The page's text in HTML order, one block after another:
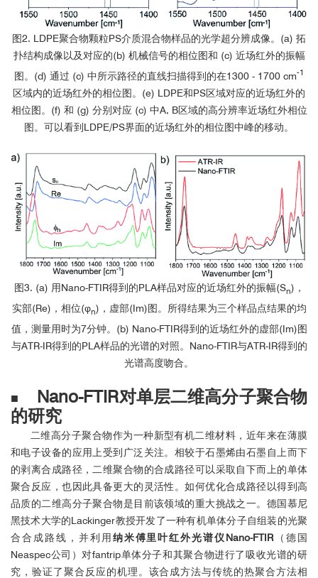
图2. LDPE聚合物颗粒PS介质混合物样品的光学超分辨成像。(a) 拓
扑结构成像以及对应的(b) 机械信号的相位图和 (c) 近场红外的振幅
图。(d) 通过 (c) 中所示路径的直线扫描得到的在1300 - 1700 cm-1
区域内的近场红外的相位图。(e) LDPE和PS区域对应的近场红外的
相位图。(f) 和 (g) 分别对应 (c) 中A, B区域的高分辨率近场红外相位
图。可以看到LDPE/PS界面的近场红外的相位图中峰的移动。
图3. (a) 用Nano-FTIR得到的PLA样品对应的近场红外的振幅(Sn)，
实部(Re)，相位(φn)，虚部(Im)图。所得结果为三个样品点结果的均
值，测量用时为7分钟。(b) Nano-FTIR得到的近场红外的虚部(Im)图
与ATR-IR得到的PLA样品的光谱的对照。Nano-FTIR与ATR-IR得到的
光谱高度吻合。
■
Nano-FTIR对单层二维高分子聚合物
的研究
二维高分子聚合物作为一种新型有机二维材料，近年来在薄膜
和电子设备的应用上受到广泛关注。相较于石墨烯由石墨自上而下
的剥离合成路径，二维聚合物的合成路径可以采取自下而上的单体
聚合反应，也因此具备更大的灵活性。如何优化合成路径以得到高
品质的二维高分子聚合物是目前该领域的重大挑战之一。德国慕尼
黑技术大学的Lackinger教授开发了一种有机单体分子自组装的光聚
合合成路线，并利用 纳米傅里叶红外光谱仪Nano-FTIR （德国
Neaspec公司）对fantrip单体分子和其聚合物进行了吸收光谱的研
究，验证了聚合反应的机理。该合成方法与传统的热聚合方法相
陈焕君 教授
Sun Yat-sen University
"The neaSNOM microscope boosted my research in plasmonic
properties of noble metal nanocrystals, optical resonances of
dielectric nanostructures, and plasmon polaritons of graphene-like
Prof. Rainer Hillenbrand
Research Center
Co-Founder and Scientific Advisor